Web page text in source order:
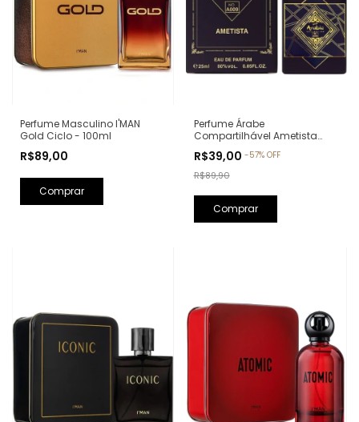
Perfume Masculino I'MAN
Gold Ciclo - 100ml
R$89,00
Perfume Árabe
Compartilhável Ametista
25ml (Ref. Olfativa: Bade'e Al
Oud Amethyst Lattafa)
R$39,00 -57% OFF
R$89,90